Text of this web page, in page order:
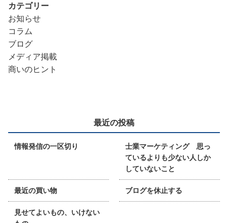
カテゴリー
お知らせ
コラム
ブログ
メディア掲載
商いのヒント
最近の投稿
情報発信の一区切り
士業マーケティング 思っ
ているよりも少ない人しか
していないこと
最近の買い物 ブログを休止する
見せてよいもの、いけない